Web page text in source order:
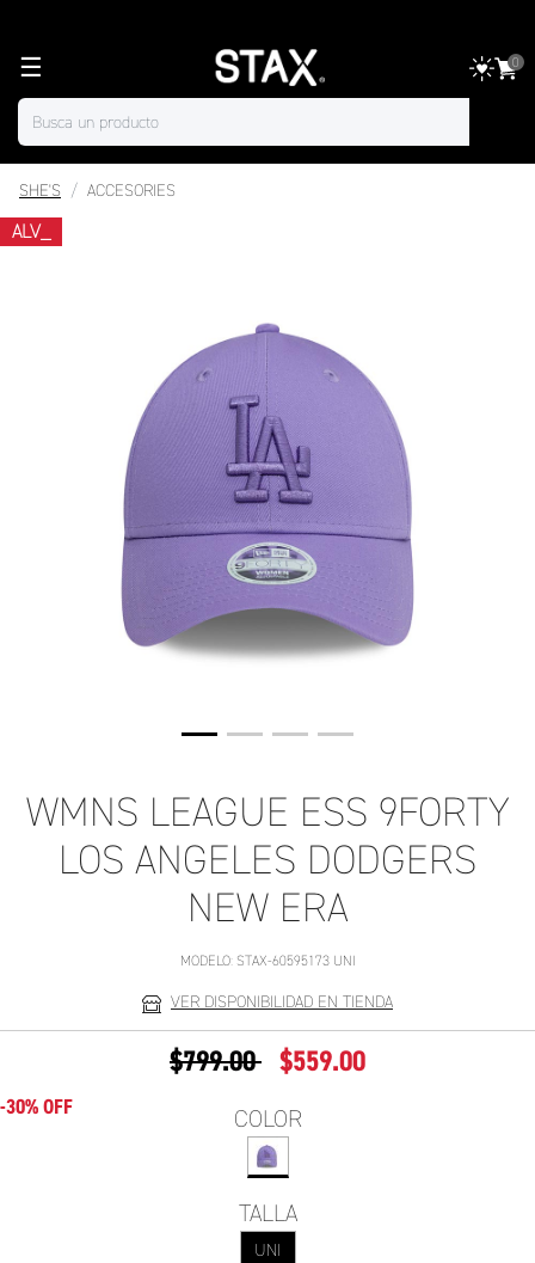
☰ 0
SHE'S ACCESORIES
ALV_
WMNS LEAGUE ESS 9FORTY
LOS ANGELES DODGERS
NEW ERA
MODELO: STAX-60595173 UNI
VER DISPONIBILIDAD EN TIENDA
PRECIO REDUCIDO DE
$799.00A $559.00
-30% OFF COLOR
TALLA
UNI